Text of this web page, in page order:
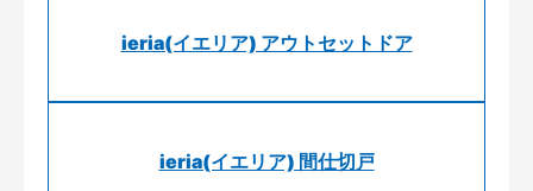
ieria(イエリア) アウトセットドア
ieria(イエリア) 間仕切戸